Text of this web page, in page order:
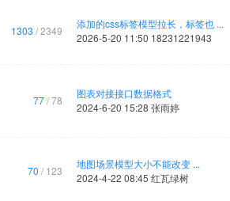
1303 / 2349
添加的css标签模型拉长，标签也 ...
2026-5-20 11:50 18231221943
77/ 78
图表对接接口数据格式
2024-6-20 15:28 张雨婷
70 / 123
地图场景模型大小不能改变 ...
2024-4-22 08:45 红瓦绿树